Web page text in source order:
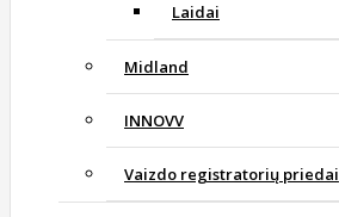
Laidai
Midland
INNOVV
Vaizdo registratorių priedai